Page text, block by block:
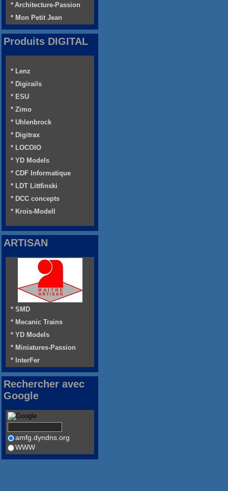
* Architecture-Passion
* Mon Petit Jean
Produits DIGITAL
* Lenz
* Digirails
* ESU
* Zimo
* Uhlenbrock
* Digitrax
* LOCOIO
* YD Models
* CDF Informatique
* LDT Littfinski
* DCC concepts
* Krois-Modell
ARTISAN
* SMD
* Mecanic Trains
* YD Models
* Miniatures-Passion
* InterFer
Rechercher avec
Google
amfg.dyndns.org
WWW